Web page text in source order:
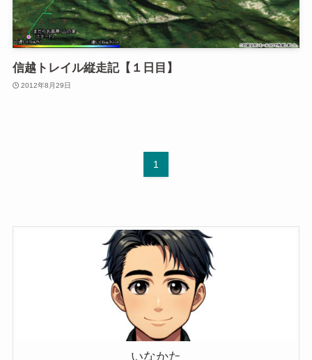
信越トレイル縦走記【１日目】
2012年8月29日
1
いなかた